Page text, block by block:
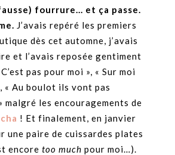
fourrure… et ça passe.
J’avais repéré les premiers
dès cet automne, j’avais
et l’avais reposée gentiment
pas pour moi », « Sur moi
« Au boulot ils vont pas
malgré les encouragements de
! Et finalement, en janvier
une paire de cuissardes plates
encore too much pour moi…).